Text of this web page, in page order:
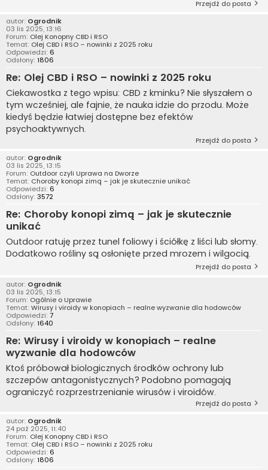
Przejdź do posta
autor: Ogrodnik
03 lis 2025, 13:16
Forum: Olej Konopny CBD i RSO
Temat: Olej CBD i RSO – nowinki z 2025 roku
Odpowiedzi: 6
Odsłony: 1806
Re: Olej CBD i RSO – nowinki z 2025 roku
Ciekawostka z tego wpisu: CBD z kminku? Nie słyszałem o
tym wcześniej, ale fajnie, że nauka idzie do przodu. Może
kiedyś będzie łatwiej dostępne bez efektów
psychoaktywnych.
Przejdź do posta
autor: Ogrodnik
03 lis 2025, 13:15
Forum: Outdoor czyli Uprawa na Dworze
Temat: Choroby konopi zimą – jak je skutecznie unikać
Odpowiedzi: 6
Odsłony: 3572
Re: Choroby konopi zimą – jak je skutecznie
unikać
Outdoor ratuję przez tunel foliowy i ściółkę z liści lub słomy.
Dodatkowo rośliny są osłonięte przed mrozem i wilgocią.
Przejdź do posta
autor: Ogrodnik
03 lis 2025, 13:15
Forum: Ogólnie o Uprawie
Temat: Wirusy i viroidy w konopiach – realne wyzwanie dla hodowców
Odpowiedzi: 7
Odsłony: 1640
Re: Wirusy i viroidy w konopiach – realne
wyzwanie dla hodowców
Ktoś próbował biologicznych środków ochrony lub
szczepów antagonistycznych? Podobno pomagają
ograniczyć rozprzestrzenianie wirusów i viroidów.
Przejdź do posta
autor: Ogrodnik
24 paź 2025, 11:40
Forum: Olej Konopny CBD i RSO
Temat: Olej CBD i RSO – nowinki z 2025 roku
Odpowiedzi: 6
Odsłony: 1806